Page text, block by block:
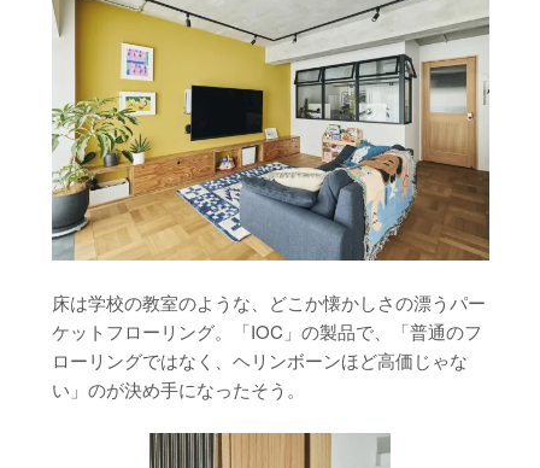
床は学校の教室のような、どこか懐かしさの漂うパー
ケットフローリング。「IOC」の製品で、「普通のフ
ローリングではなく、ヘリンボーンほど高価じゃな
い」のが決め手になったそう。